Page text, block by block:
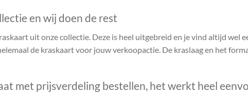
en wij doen de rest
uit onze collectie. Deze is heel uitgebreid en je vind altijd
de kraskaart voor jouw verkoopactie. De kraslaag en het
met prijsverdeling bestellen, het werkt heel